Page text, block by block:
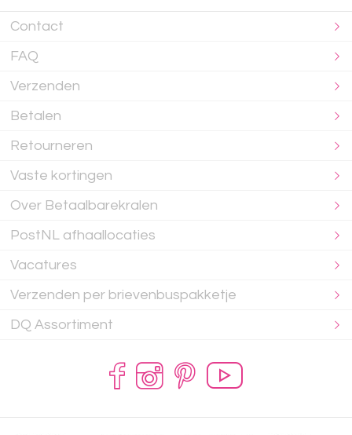
Contact
FAQ
Verzenden
Betalen
Retourneren
Vaste kortingen
Over Betaalbarekralen
PostNL afhaallocaties
Vacatures
Verzenden per brievenbuspakketje
DQ Assortiment